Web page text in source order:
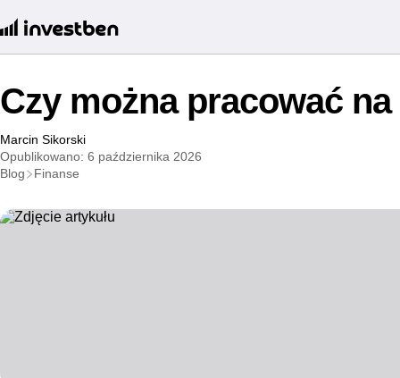
Czy można pracować
Marcin Sikorski
Opublikowano: 6 października 2026
Blog
Finanse